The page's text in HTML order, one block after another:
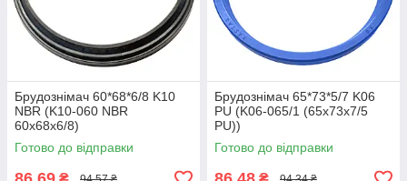
Брудознімач 60*68*6/8 K10
NBR (K10-060 NBR
60х68х6/8)
Готово до відправки
Брудознімач 65*73*5/7 K06
PU (K06-065/1 (65х73х7/5
PU))
Готово до відправки